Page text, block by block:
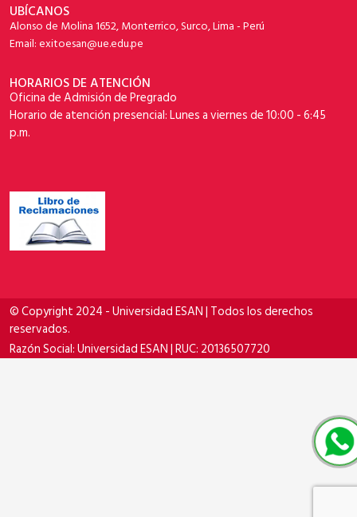
UBÍCANOS
Alonso de Molina 1652, Monterrico, Surco, Lima - Perú
Email: exitoesan@ue.edu.pe
HORARIOS DE ATENCIÓN
Oficina de Admisión de Pregrado
Horario de atención presencial: Lunes a viernes de 10:00 - 6:45
p.m.
© Copyright 2024 - Universidad ESAN | Todos los derechos
reservados.
Razón Social: Universidad ESAN | RUC: 20136507720